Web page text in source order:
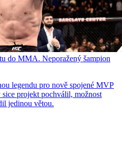
do MMA. Neporažený šampion
legendu pro nově spojené MVP
projekt pochválil, možnost
jedinou větou.